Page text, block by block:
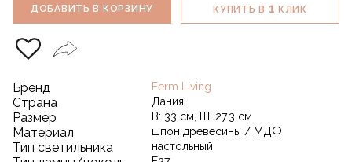
ДОБАВИТЬ В КОРЗИНУ КУПИТЬ В 1 КЛИК
Бренд Ferm Living
Страна Дания
Размер В: 33 см, Ш: 27.3 см
Материал шпон древесины / МДФ
Тип светильника настольный